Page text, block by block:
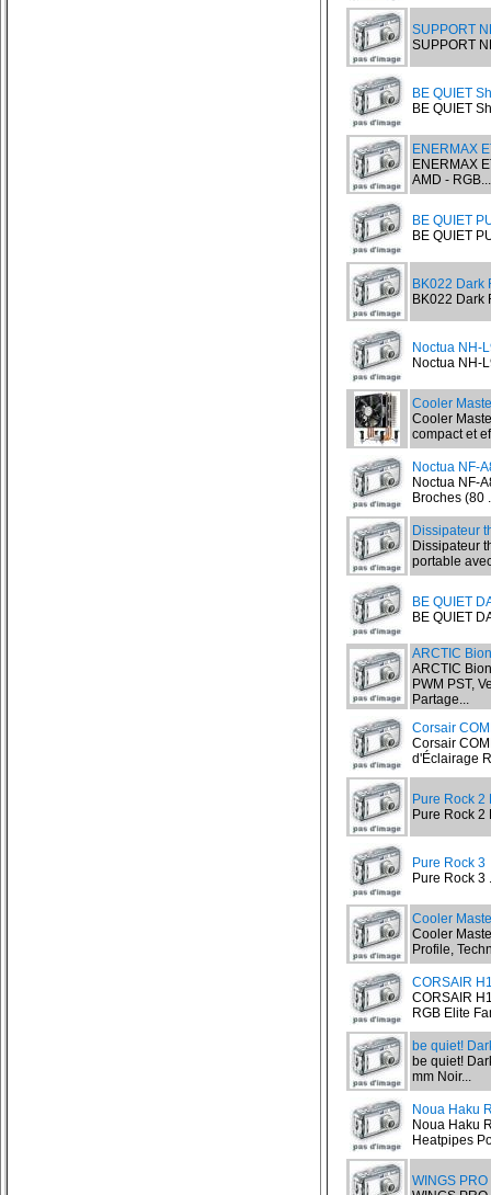
SUPPORT
SUPPORT
BE QUIET
BE QUIET
ENERMAX
ENERMAX
AMD - RGB...
BE QUIET
BE QUIET
BK022 Dark
BK022 Dark
Noctua NH-
Noctua NH-
Cooler
Cooler
compact et
Noctua NF-
Noctua NF-
Broches (80
Dissipateur
Dissipateur
portable
BE QUIET
BE QUIET
ARCTIC
ARCTIC
PWM PST,
Partage...
Corsair
Corsair
d'Éclairage
Pure Rock 2
Pure Rock 2
Pure Rock 3
Pure Rock 3
Cooler
Cooler
Profile,
CORSAIR
CORSAIR
RGB Elite
be quiet!
be quiet!
mm Noir...
Noua Haku
Noua Haku
Heatpipes
WINGS PRO